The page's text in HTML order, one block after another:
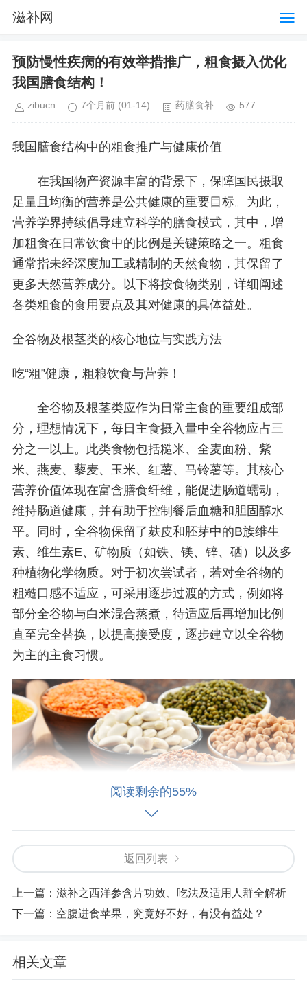
滋补网
预防慢性疾病的有效举措推广，粗食摄入优化
我国膳食结构！
zibucn 7个月前 (01-14) 药膳食补 577
我国膳食结构中的粗食推广与健康价值
在我国物产资源丰富的背景下，保障国民摄取
足量且均衡的营养是公共健康的重要目标。为此，
营养学界持续倡导建立科学的膳食模式，其中，增
加粗食在日常饮食中的比例是关键策略之一。粗食
通常指未经深度加工或精制的天然食物，其保留了
更多天然营养成分。以下将按食物类别，详细阐述
各类粗食的食用要点及其对健康的具体益处。
全谷物及根茎类的核心地位与实践方法
吃“粗”健康，粗粮饮食与营养！
全谷物及根茎类应作为日常主食的重要组成部
分，理想情况下，每日主食摄入量中全谷物应占三
分之一以上。此类食物包括糙米、全麦面粉、紫
米、燕麦、藜麦、玉米、红薯、马铃薯等。其核心
营养价值体现在富含膳食纤维，能促进肠道蠕动，
维持肠道健康，并有助于控制餐后血糖和胆固醇水
平。同时，全谷物保留了麸皮和胚芽中的B族维生
素、维生素E、矿物质（如铁、镁、锌、硒）以及多
种植物化学物质。对于初次尝试者，若对全谷物的
粗糙口感不适应，可采用逐步过渡的方式，例如将
部分全谷物与白米混合蒸煮，待适应后再增加比例
直至完全替换，以提高接受度，逐步建立以全谷物
为主的主食习惯。
蔬菜水果在粗食体系中的基础作用
入比例，蔬菜水果是粗食的主要来源之一，其消费
量应得到充分保证。选择蔬菜水果时，应优先考虑
阅读剩余的55%
返回列表
上一篇： 滋补之西洋参含片功效、吃法及适用人群全解析
下一篇： 空腹进食苹果，究竟好不好，有没有益处？
相关文章